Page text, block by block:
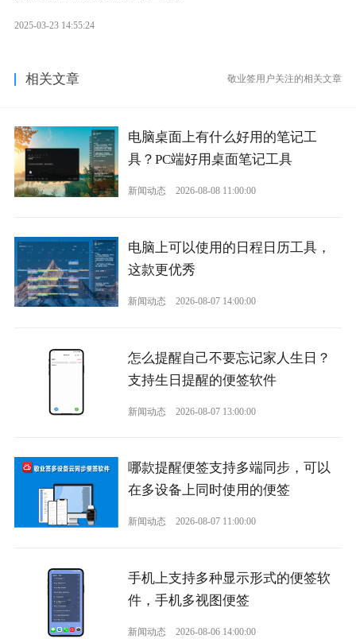
2025-03-23 14:55:24
相关文章 敬业签用户关注的相关文章
电脑桌面上有什么好用的笔记工
具？PC端好用桌面笔记工具
新闻动态 2026-08-08 11:00:00
电脑上可以使用的日程日历工具，
这款更优秀
新闻动态 2026-08-07 14:00:00
怎么提醒自己不要忘记家人生日？
支持生日提醒的便签软件
新闻动态 2026-08-07 13:00:00
哪款提醒便签支持多端同步，可以
在多设备上同时使用的便签
新闻动态 2026-08-07 11:00:00
手机上支持多种显示形式的便签软
件，手机多视图便签
新闻动态 2026-08-06 14:00:00